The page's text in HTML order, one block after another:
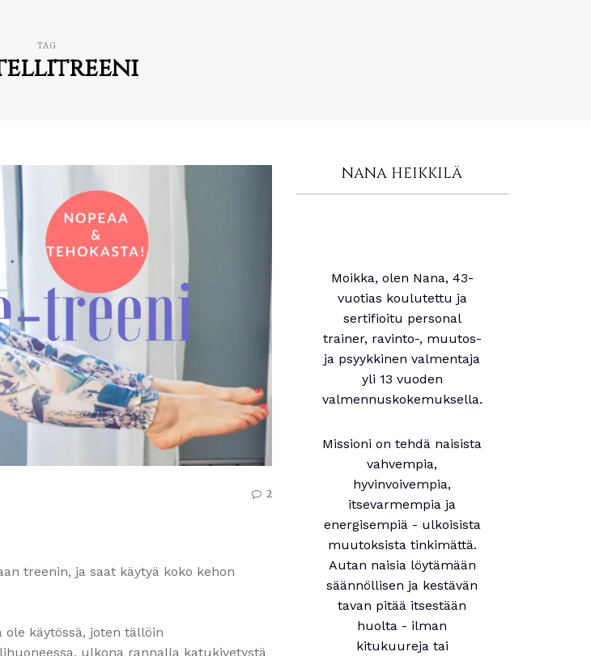
TAG
2
treenin, ja saat käytyä koko kehon
käytössä, joten tällöin
ulkona rannalla katukivetystä
NANA HEIKKILÄ
Moikka, olen Nana, 43-
vuotias koulutettu ja
sertifioitu personal
trainer, ravinto-, muutos-
ja psyykkinen valmentaja
yli 13 vuoden
valmennuskokemuksella.
Missioni on tehdä naisista
vahvempia,
hyvinvoivempia,
itsevarmempia ja
energisempiä - ulkoisista
muutoksista tinkimättä.
Autan naisia löytämään
säännöllisen ja kestävän
tavan pitää itsestään
huolta - ilman
kitukuureja tai